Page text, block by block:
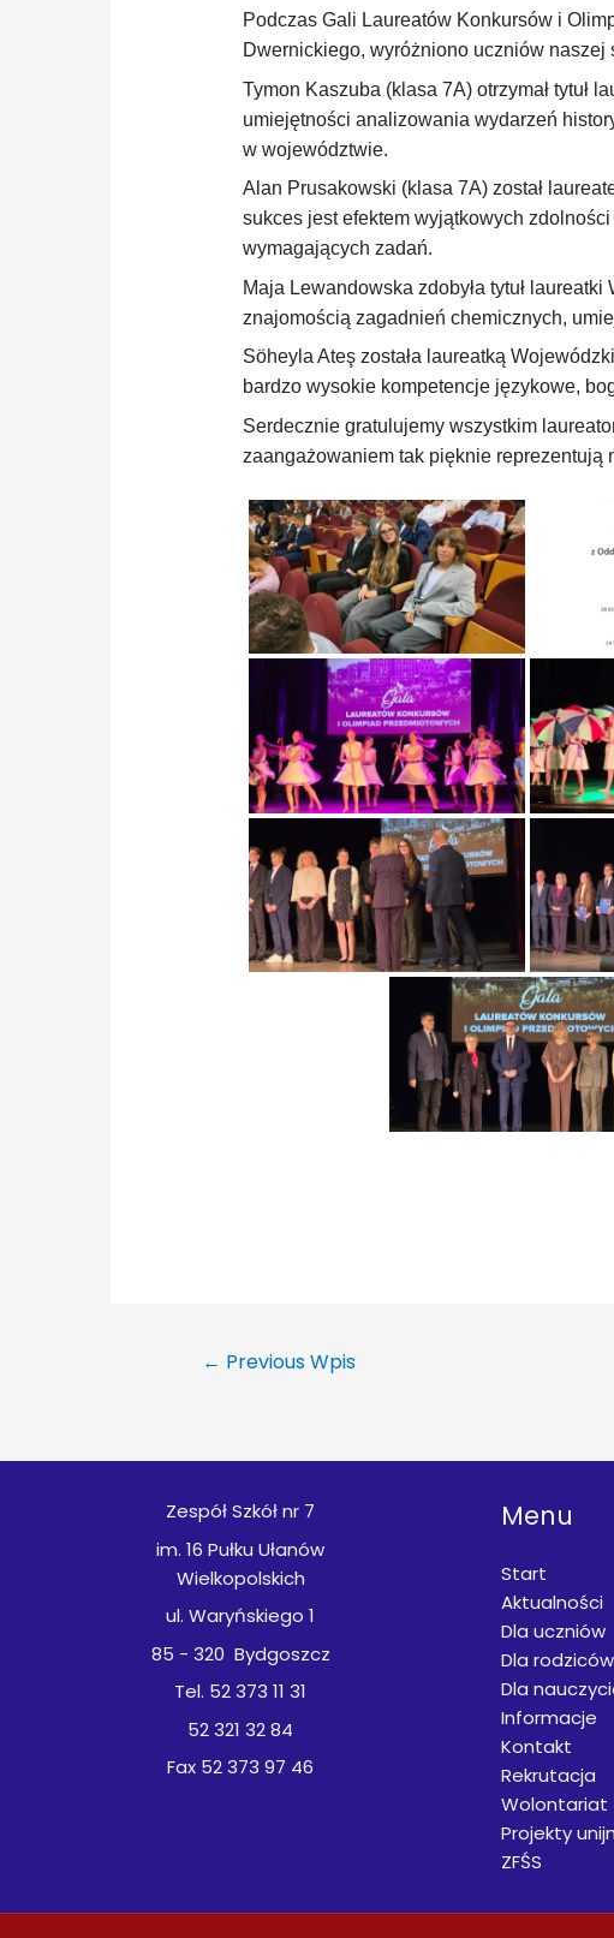
Podczas Gali Laureatów Konkursów i
Dwernickiego, wyróżniono uczniów
Tymon Kaszuba (klasa 7A) otrzymał tytuł
umiejętności analizowania wydarzeń
w województwie.
Alan Prusakowski (klasa 7A) został
sukces jest efektem wyjątkowych
wymagających zadań.
Maja Lewandowska zdobyła tytuł
znajomością zagadnień chemicznych,
Söheyla Ateş została laureatką
bardzo wysokie kompetencje językowe,
Serdecznie gratulujemy wszystkim
zaangażowaniem tak pięknie reprezentują
← Previous Wpis
Zespół Szkół nr 7
im. 16 Pułku Ułanów
Wielkopolskich
ul. Waryńskiego 1
85 - 320 Bydgoszcz
Tel. 52 373 11 31
52 321 32 84
Fax 52 373 97 46
Menu
Start
Aktualności
Dla uczniów
Dla rodziców
Dla
Informacje
Kontakt
Rekrutacja
Wolontariat
Projekty
ZFŚS